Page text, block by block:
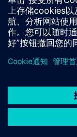
了解位于德国巴